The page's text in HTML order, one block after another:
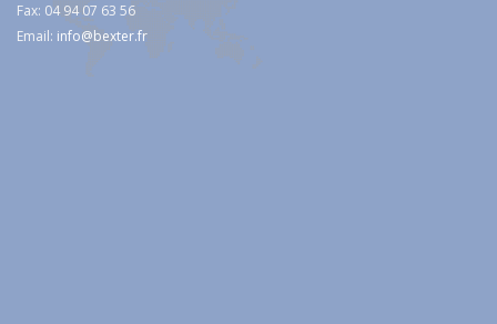
Fax: 04 94 07 63 56
Email: info@bexter.fr